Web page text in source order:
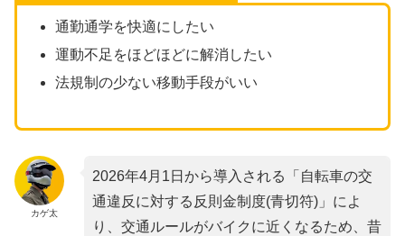
通勤通学を快適にしたい
運動不足をほどほどに解消したい
法規制の少ない移動手段がいい
カゲ太
2026年4月1日から導入される「自転車の交
通違反に対する反則金制度(青切符)」によ
り、交通ルールがバイクに近くなるため、昔